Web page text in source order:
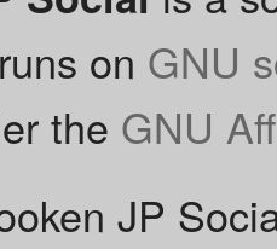
on GNU
the GNU
JP